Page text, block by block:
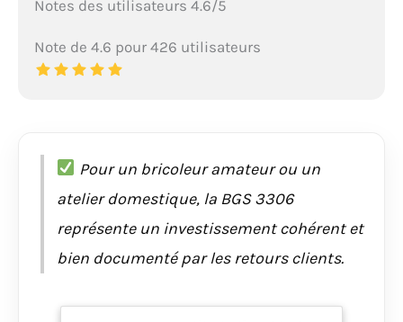
Notes des utilisateurs 4.6/5
Note de 4.6 pour 426 utilisateurs
Pour un bricoleur amateur ou un
atelier domestique, la BGS 3306
représente un investissement cohérent et
bien documenté par les retours clients.